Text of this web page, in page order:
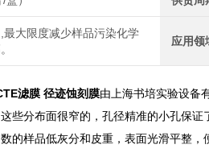
大限度减少样品污染化学
应用领
滤膜 径迹蚀刻膜由上海书培实验设备
些分布面很窄的，孔径精准的小孔保
的样品低灰分和皮重，表面光滑平整，